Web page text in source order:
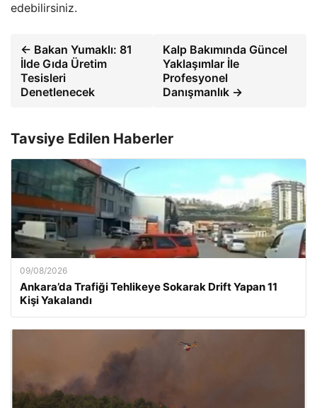
edebilirsiniz.
← Bakan Yumaklı: 81
İlde Gıda Üretim
Tesisleri
Denetlenecek
Kalp Bakımında Güncel
Yaklaşımlar İle
Profesyonel
Danışmanlık →
Tavsiye Edilen Haberler
09/08/2026
Ankara’da Trafiği Tehlikeye Sokarak Drift Yapan 11
Kişi Yakalandı